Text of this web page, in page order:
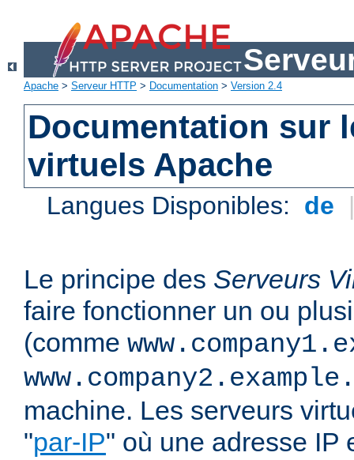
Apache > Serveur HTTP > Documentation > Version 2.4
Documentation sur
virtuels Apache
Langues Disponibles: de
Le principe des Serveurs
faire fonctionner un ou
(comme
machine. Les serveurs
"par-IP" où une adresse IP